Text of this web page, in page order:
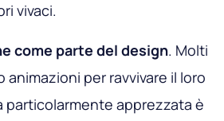
vivaci.
come parte del design. Molti
per ravvivare il loro
particolarmente apprezzata è